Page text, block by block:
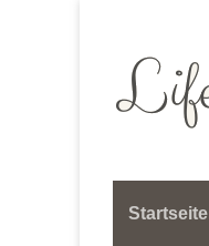
Startseite